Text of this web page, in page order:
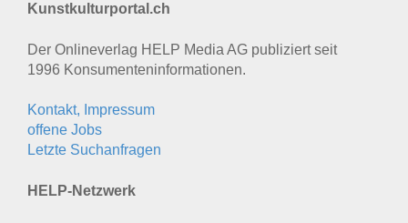
Kunstkulturportal.ch
Der Onlineverlag HELP Media AG publiziert seit
1996 Konsumenten­informationen.
Kontakt, Impressum
offene Jobs
Letzte Suchanfragen
HELP-Netzwerk